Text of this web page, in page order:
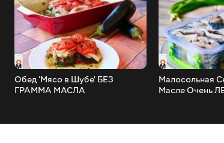
Обед 'Мясо в Шубе' БЕЗ
ГРАММА МАСЛА
Малосольная
Масле Очень